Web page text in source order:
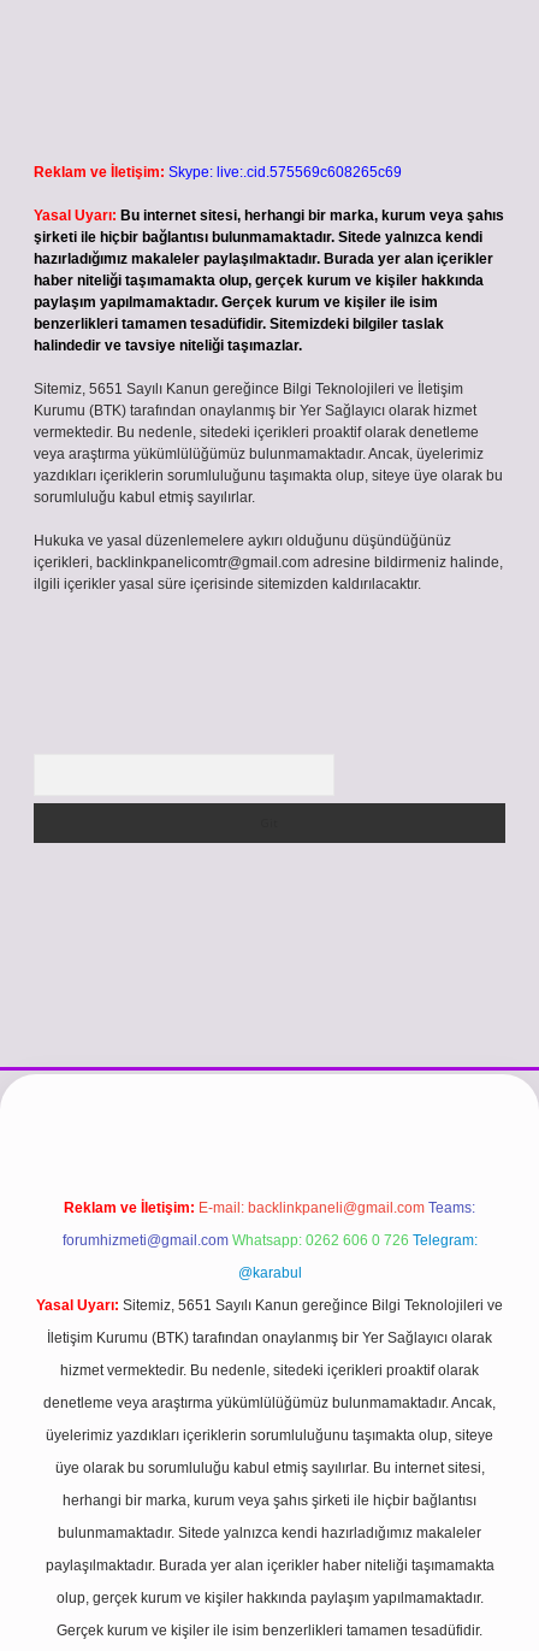
Reklam ve İletişim: Skype: live:.cid.575569c608265c69
Yasal Uyarı: Bu internet sitesi, herhangi bir marka, kurum veya şahıs
şirketi ile hiçbir bağlantısı bulunmamaktadır. Sitede yalnızca kendi
hazırladığımız makaleler paylaşılmaktadır. Burada yer alan içerikler
haber niteliği taşımamakta olup, gerçek kurum ve kişiler hakkında
paylaşım yapılmamaktadır. Gerçek kurum ve kişiler ile isim
benzerlikleri tamamen tesadüfidir. Sitemizdeki bilgiler taslak
halindedir ve tavsiye niteliği taşımazlar.
Sitemiz, 5651 Sayılı Kanun gereğince Bilgi Teknolojileri ve İletişim
Kurumu (BTK) tarafından onaylanmış bir Yer Sağlayıcı olarak hizmet
vermektedir. Bu nedenle, sitedeki içerikleri proaktif olarak denetleme
veya araştırma yükümlülüğümüz bulunmamaktadır. Ancak, üyelerimiz
yazdıkları içeriklerin sorumluluğunu taşımakta olup, siteye üye olarak bu
sorumluluğu kabul etmiş sayılırlar.
Hukuka ve yasal düzenlemelere aykırı olduğunu düşündüğünüz
içerikleri, backlinkpanelicomtr@gmail.com adresine bildirmeniz halinde,
ilgili içerikler yasal süre içerisinde sitemizden kaldırılacaktır.
betci.cobetci girişhiltonbet güncel giriş
Reklam ve İletişim: E-mail: backlinkpaneli@gmail.com Teams:
forumhizmeti@gmail.com Whatsapp: 0262 606 0 726 Telegram:
@karabul
Yasal Uyarı: Sitemiz, 5651 Sayılı Kanun gereğince Bilgi Teknolojileri ve
İletişim Kurumu (BTK) tarafından onaylanmış bir Yer Sağlayıcı olarak
hizmet vermektedir. Bu nedenle, sitedeki içerikleri proaktif olarak
denetleme veya araştırma yükümlülüğümüz bulunmamaktadır. Ancak,
üyelerimiz yazdıkları içeriklerin sorumluluğunu taşımakta olup, siteye
üye olarak bu sorumluluğu kabul etmiş sayılırlar. Bu internet sitesi,
herhangi bir marka, kurum veya şahıs şirketi ile hiçbir bağlantısı
bulunmamaktadır. Sitede yalnızca kendi hazırladığımız makaleler
paylaşılmaktadır. Burada yer alan içerikler haber niteliği taşımamakta
olup, gerçek kurum ve kişiler hakkında paylaşım yapılmamaktadır.
Gerçek kurum ve kişiler ile isim benzerlikleri tamamen tesadüfidir.